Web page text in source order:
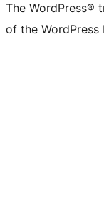
The WordPress®
of the WordPress